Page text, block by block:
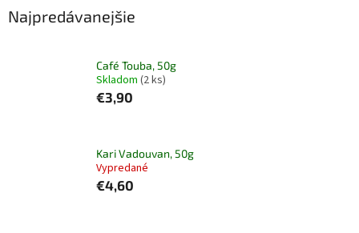
Najpredávanejšie
Café Touba, 50g
Skladom (2 ks)
€3,90
Kari Vadouvan, 50g
Vypredané
€4,60